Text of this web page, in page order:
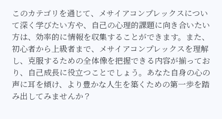
このカテゴリを通じて、メサイアコンプレックスについ
て深く学びたい方や、自己の心理的課題に向き合いたい
方は、効率的に情報を収集することができます。また、
初心者から上級者まで、メサイアコンプレックスを理解
し、克服するための全体像を把握できる内容が揃ってお
り、自己成長に役立つことでしょう。あなた自身の心の
声に耳を傾け、より豊かな人生を築くための第一歩を踏
み出してみませんか？